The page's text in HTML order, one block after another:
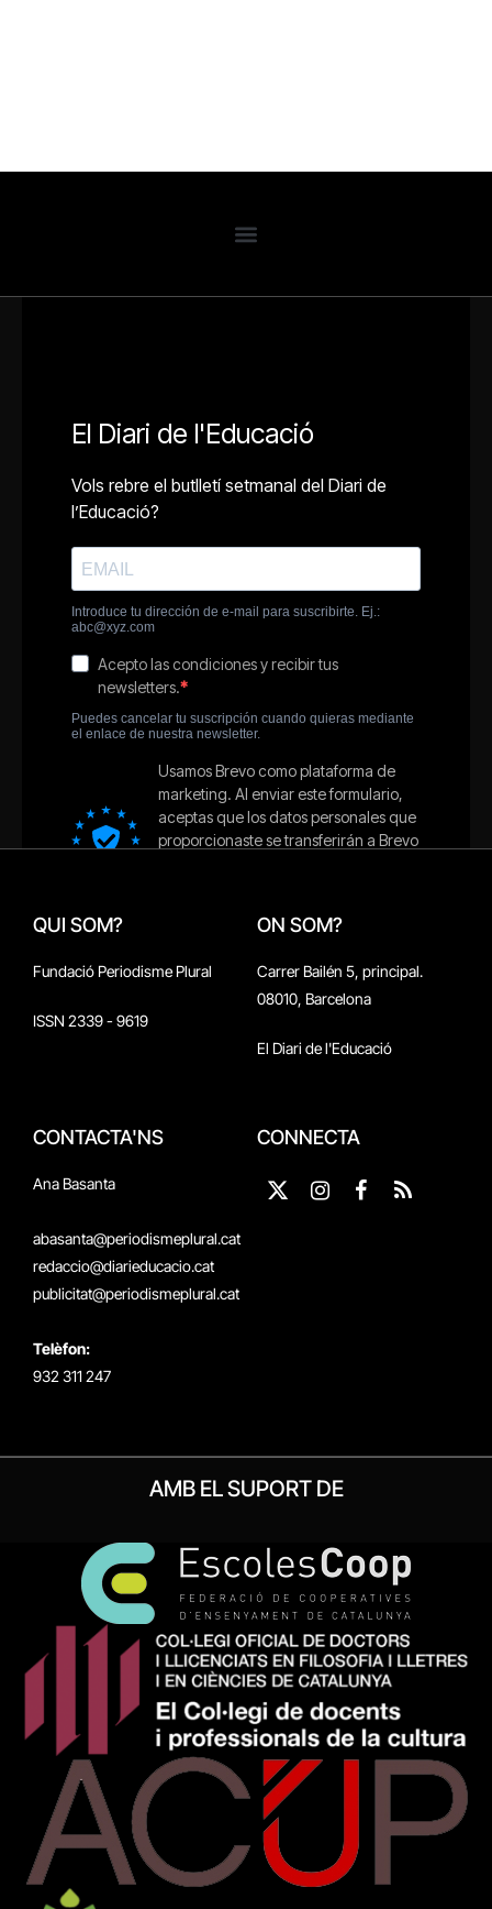
QUI SOM?
Fundació Periodisme Plural
ISSN 2339 - 9619
ON SOM?
Carrer Bailén 5, principal.
08010, Barcelona
El Diari de l'Educació
CONTACTA'NS
Ana Basanta
abasanta@periodismeplural.cat
redaccio@diarieducacio.cat
publicitat@periodismeplural.cat
Telèfon:
932 311 247
CONNECTA
X
Instagram
Facebook
RSS
AMB EL SUPORT DE